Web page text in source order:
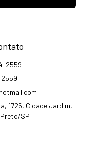
2559
1725, Cidade Jardim,
Preto/SP